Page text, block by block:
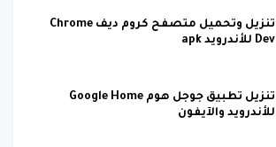
تنزيل وتحميل متصفح كروم ديف Chrome
Dev للأندرويد apk
تنزيل تطبيق جوجل هوم Google Home
للأندرويد والآيفون